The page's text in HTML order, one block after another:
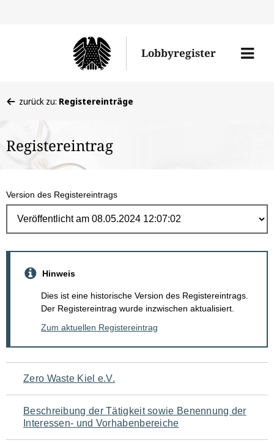
Lobbyregister
Menü
befinden
hier:
zurück zu: Registereinträge
Registereintrag
Version des Registereintrags
Hinweis
Dies ist eine historische Version des Registereintrags.
Der Registereintrag wurde inzwischen aktualisiert.
Zum aktuellen Registereintrag
Navigation
für
den
Zero Waste Kiel e.V.
Beschreibung der Tätigkeit sowie Benennung der
Interessen- und Vorhabenbereiche